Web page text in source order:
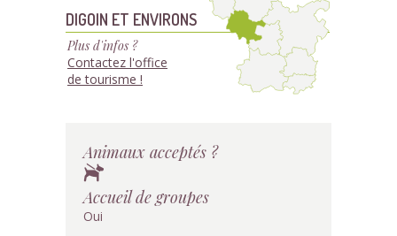
DIGOIN ET ENVIRONS
Plus d'infos ?
Contactez l'office
de tourisme !
Animaux acceptés ?
Accueil de groupes
Oui